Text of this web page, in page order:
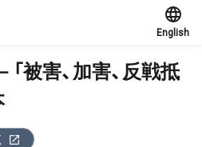
English
被害、加害、反戦抵